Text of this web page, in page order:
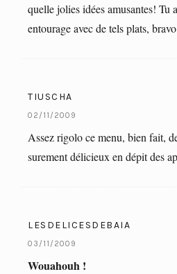
quelle jolies idées amusantes! Tu
entourage avec de tels plats, bravo
TIUSCHA
02/11/2009
Assez rigolo ce menu, bien fait,
surement délicieux en dépit des
LESDELICESDEBAIA
03/11/2009
Wouahouh !